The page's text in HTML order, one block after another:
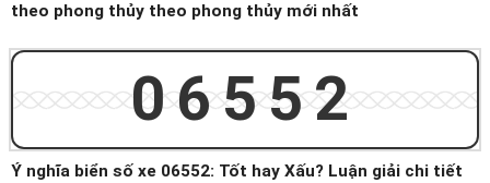
theo phong thủy theo phong thủy mới nhất
06552
Ý nghĩa biển số xe 06552: Tốt hay Xấu? Luận giải chi tiết